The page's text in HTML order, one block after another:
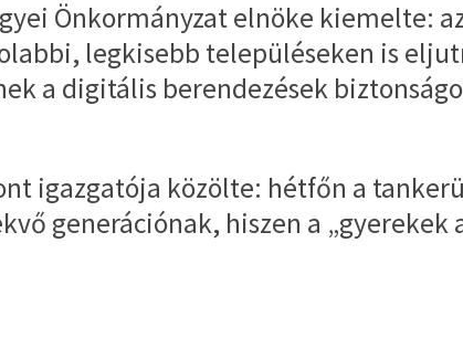
Önkormányzat elnöke kiemelte:
legkisebb településeken is
a digitális berendezések
igazgatója közölte: hétfőn a
generációnak, hiszen a